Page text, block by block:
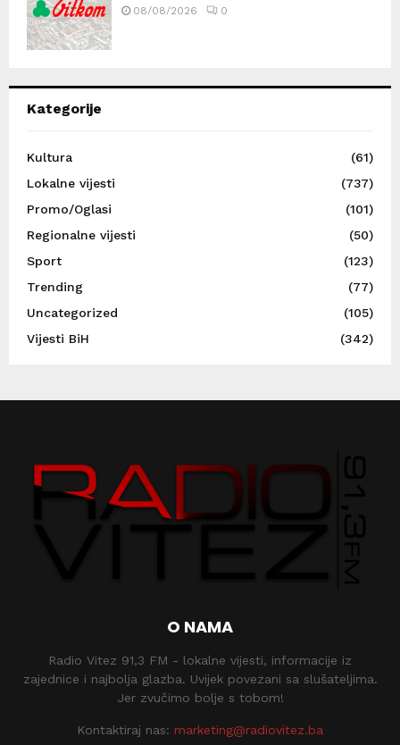
08/08/2026 0
Kategorije
Kultura
(61)
Lokalne vijesti
(737)
Promo/Oglasi
(101)
Regionalne vijesti
(50)
Sport
(123)
Trending
(77)
Uncategorized
(105)
Vijesti BiH
(342)
O NAMA
Radio Vitez 91,3 FM - lokalne vijesti, informacije iz
zajednice i najbolja glazba. Uvijek povezani sa slušateljima.
Jer zvučimo bolje s tobom!
Kontaktiraj nas: marketing@radiovitez.ba